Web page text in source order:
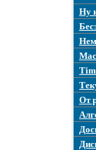
Ну
От